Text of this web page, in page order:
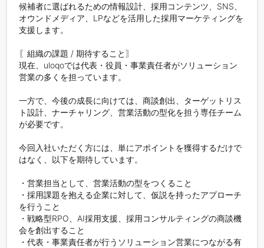
候補者に選ばれるための情報設計、採用コンテンツ、SNS、
オウンドメディア、LPなどを活用した採用マーケティングを
支援します。
〖組織の課題 / 期待すること〗
現在、uloqoでは代表・役員・事業責任者がソリューション
営業の多くを担っています。
一方で、今後の成長に向けては、商談創出、ターゲットリス
ト設計、ナーチャリング、営業活動の型化を担う専任チーム
が必要です。
今回入社いただく方には、単にアポイントを獲得するだけで
はなく、以下を期待しています。
・営業担当として、営業活動の型をつくること
・採用課題を抱える企業に対して、仮説を持ったアプローチ
を行うこと
・戦略型RPO、AI採用支援、採用コンサルティングの商談機
会を創出すること
・代表・事業責任者が行うソリューション営業につながる有